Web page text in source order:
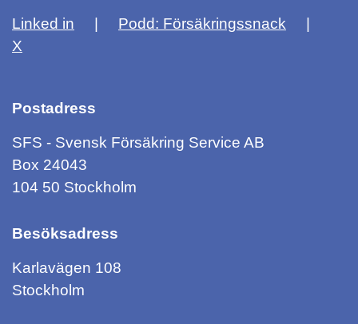
Linked in
Podd: Försäkringssnack
X
Postadress
SFS - Svensk Försäkring Service AB
Box 24043
104 50 Stockholm
Besöksadress
Karlavägen 108
Stockholm